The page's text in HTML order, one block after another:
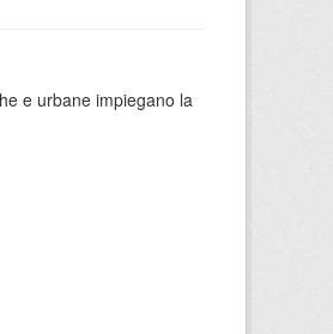
e urbane impiegano la